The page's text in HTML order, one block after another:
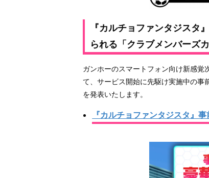
『カルチョファンタジスタ
られる「クラブメンバーズ
ガンホーのスマートフォン向け新感覚
て、サービス開始に先駆け実施中の事
を発表いたします。
『カルチョファンタジスタ』